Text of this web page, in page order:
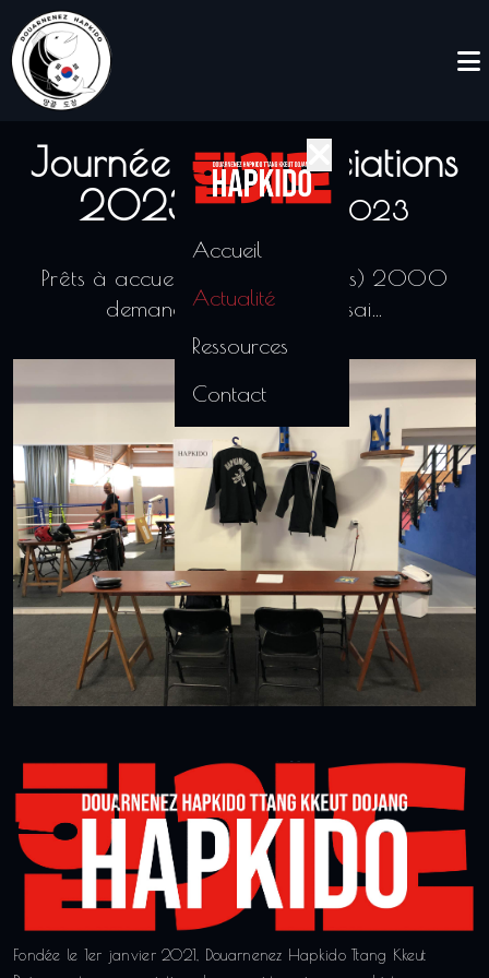
Accueil
Actualité
Ressources
Contact
Journée des associations
202309/09/2023
Prêts à accueillir les (à peu près) 2000
demandes de cours d’essai…
Fondée le 1er janvier 2021, Douarnenez Hapkido Ttang Kkeut